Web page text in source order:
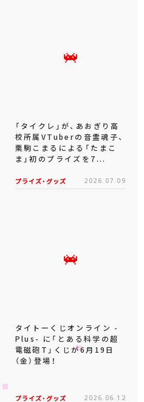
「タイクレ」が、あおぎり高
校所属VTuberの音霊魂子、
栗駒こまるによる「たまこ
ま」初のプライズを7...
プライズ・グッズ 2026.07.09
タイトーくじオンライン -
Plus- に「とある科学の超
電磁砲T」くじが6月19日
（金）登場！
プライズ・グッズ 2026.06.12